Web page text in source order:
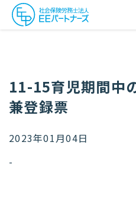
11-15育児期間中
兼登録票
2023年01月04日
-